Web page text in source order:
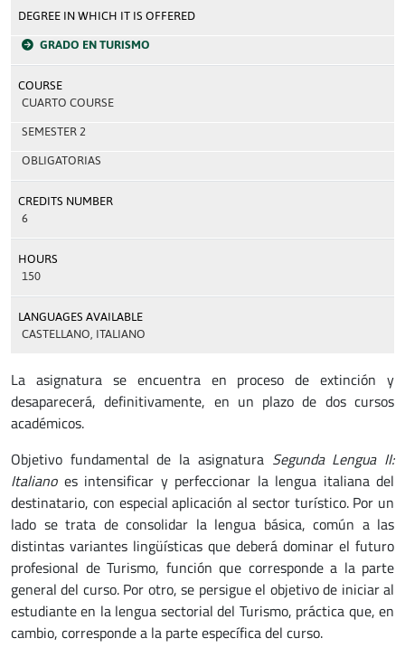
DEGREE IN WHICH IT IS OFFERED
GRADO EN TURISMO
COURSE
CUARTO COURSE
SEMESTER 2
OBLIGATORIAS
CREDITS NUMBER
6
HOURS
150
LANGUAGES AVAILABLE
CASTELLANO, ITALIANO
La asignatura se encuentra en proceso de extinción y
desaparecerá, definitivamente, en un plazo de dos cursos
académicos.
Objetivo fundamental de la asignatura Segunda Lengua II:
Italiano es intensificar y perfeccionar la lengua italiana del
destinatario, con especial aplicación al sector turístico. Por un
lado se trata de consolidar la lengua básica, común a las
distintas variantes lingüísticas que deberá dominar el futuro
profesional de Turismo, función que corresponde a la parte
general del curso. Por otro, se persigue el objetivo de iniciar al
estudiante en la lengua sectorial del Turismo, práctica que, en
cambio, corresponde a la parte específica del curso.